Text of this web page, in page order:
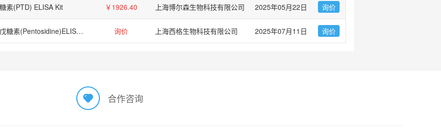
素(PTD) ELISA Kit ￥1926.40 上海博尔森生物科技有限公司 2025年05月22日 询价
人戊糖素(Pentosidine)ELISA Kit 询价 上海西格生物科技有限公司 2025年07月11日 询价
合作咨询